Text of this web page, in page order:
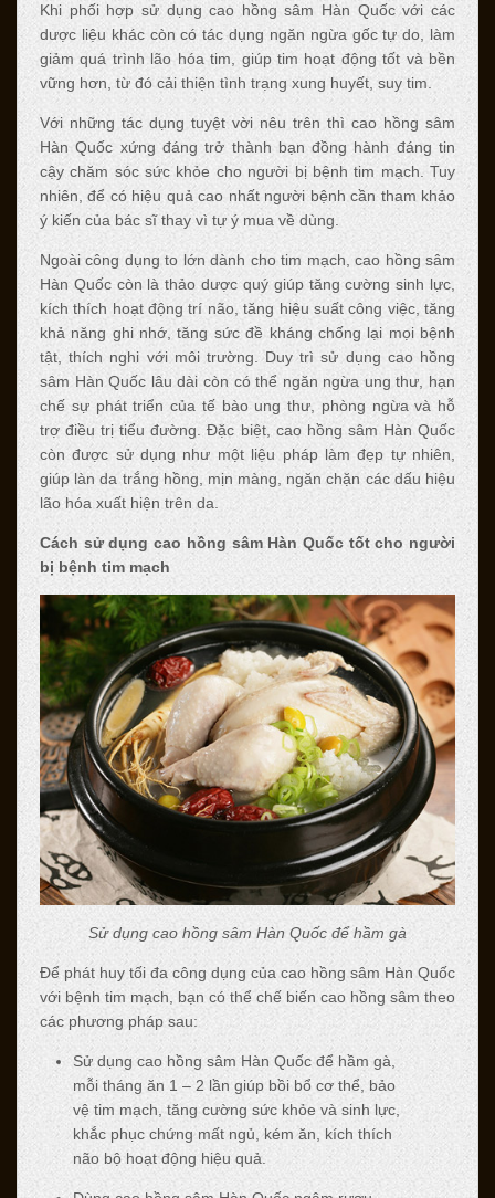
Khi phối hợp sử dụng cao hồng sâm Hàn Quốc với các
dược liệu khác còn có tác dụng ngăn ngừa gốc tự do, làm
giảm quá trình lão hóa tim, giúp tim hoạt động tốt và bền
vững hơn, từ đó cải thiện tình trạng xung huyết, suy tim.
Với những tác dụng tuyệt vời nêu trên thì cao hồng sâm
Hàn Quốc xứng đáng trở thành bạn đồng hành đáng tin
cậy chăm sóc sức khỏe cho người bị bệnh tim mạch. Tuy
nhiên, để có hiệu quả cao nhất người bệnh cần tham khảo
ý kiến của bác sĩ thay vì tự ý mua về dùng.
Ngoài công dụng to lớn dành cho tim mạch, cao hồng sâm
Hàn Quốc còn là thảo dược quý giúp tăng cường sinh lực,
kích thích hoạt động trí não, tăng hiệu suất công việc, tăng
khả năng ghi nhớ, tăng sức đề kháng chống lại mọi bệnh
tật, thích nghi với môi trường. Duy trì sử dụng cao hồng
sâm Hàn Quốc lâu dài còn có thể ngăn ngừa ung thư, hạn
chế sự phát triển của tế bào ung thư, phòng ngừa và hỗ
trợ điều trị tiểu đường. Đặc biệt, cao hồng sâm Hàn Quốc
còn được sử dụng như một liệu pháp làm đẹp tự nhiên,
giúp làn da trắng hồng, mịn màng, ngăn chặn các dấu hiệu
lão hóa xuất hiện trên da.
Cách sử dụng cao hồng sâm Hàn Quốc tốt cho người
bị bệnh tim mạch
Sử dụng cao hồng sâm Hàn Quốc để hầm gà
Để phát huy tối đa công dụng của cao hồng sâm Hàn Quốc
với bệnh tim mạch, bạn có thể chế biến cao hồng sâm theo
các phương pháp sau:
Sử dụng cao hồng sâm Hàn Quốc để hầm gà,
mỗi tháng ăn 1 – 2 lần giúp bồi bổ cơ thể, bảo
vệ tim mạch, tăng cường sức khỏe và sinh lực,
khắc phục chứng mất ngủ, kém ăn, kích thích
não bộ hoạt động hiệu quả.